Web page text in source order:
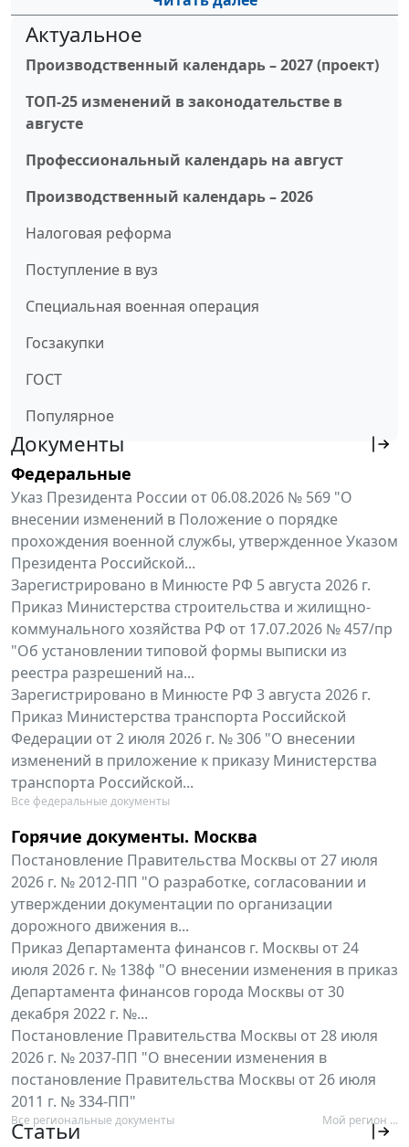
Актуальное
Производственный календарь – 2027 (проект)
ТОП-25 изменений в законодательстве в
августе
Профессиональный календарь на август
Производственный календарь – 2026
Налоговая реформа
Поступление в вуз
Специальная военная операция
Госзакупки
ГОСТ
Популярное
Документы
Федеральные
Указ Президента России от 06.08.2026 № 569 "О
внесении изменений в Положение о порядке
прохождения военной службы, утвержденное Указом
Президента Российской...
Зарегистрировано в Минюсте РФ 5 августа 2026 г.
Приказ Министерства строительства и жилищно-
коммунального хозяйства РФ от 17.07.2026 № 457/пр
"Об установлении типовой формы выписки из
реестра разрешений на...
Зарегистрировано в Минюсте РФ 3 августа 2026 г.
Приказ Министерства транспорта Российской
Федерации от 2 июля 2026 г. № 306 "О внесении
изменений в приложение к приказу Министерства
транспорта Российской...
Все федеральные документы
Горячие документы. Москва
Постановление Правительства Москвы от 27 июля
2026 г. № 2012-ПП "О разработке, согласовании и
утверждении документации по организации
дорожного движения в...
Приказ Департамента финансов г. Москвы от 24
июля 2026 г. № 138ф "О внесении изменения в приказ
Департамента финансов города Москвы от 30
декабря 2022 г. №...
Постановление Правительства Москвы от 28 июля
2026 г. № 2037-ПП "О внесении изменения в
постановление Правительства Москвы от 26 июля
2011 г. № 334-ПП"
Все региональные документы Мой регион ...
Статьи